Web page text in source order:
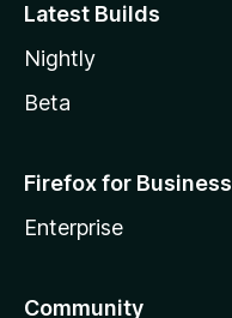
Latest Builds
Nightly
Beta
Firefox for Business
Enterprise
Community